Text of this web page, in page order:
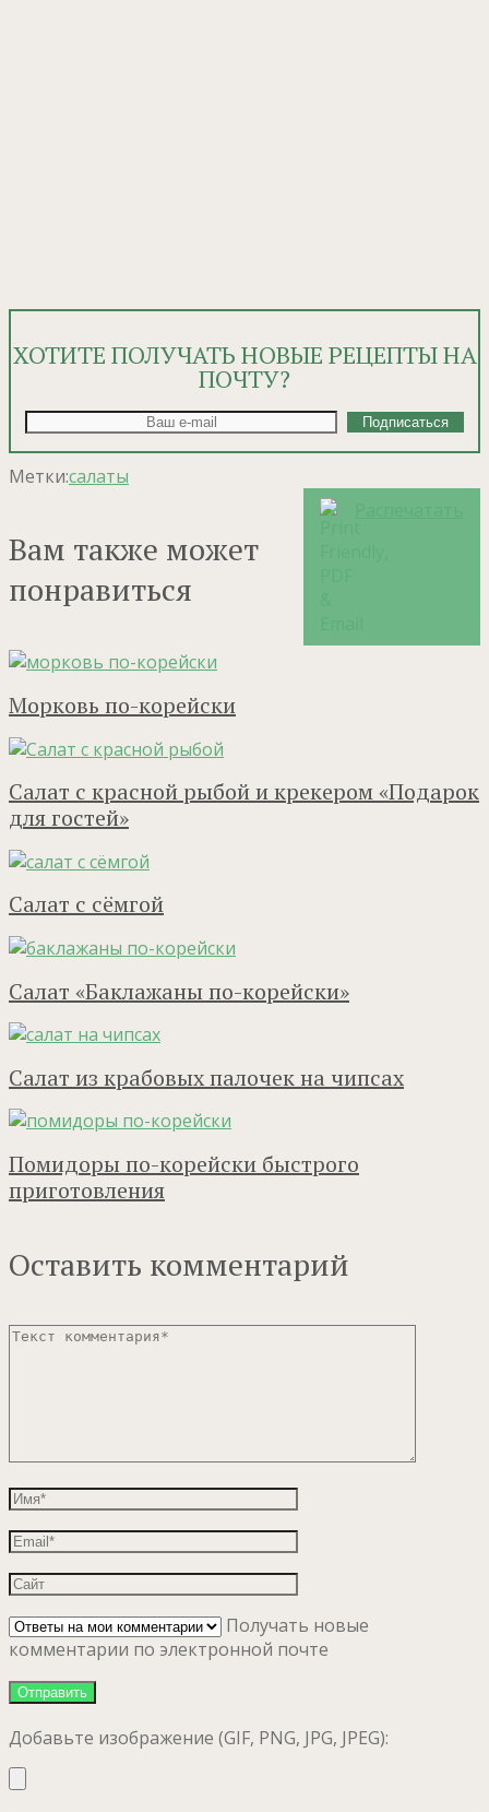
ХОТИТЕ ПОЛУЧАТЬ НОВЫЕ РЕЦЕПТЫ НА
ПОЧТУ?
Метки:салаты
Вам также может
понравиться
Морковь по-корейски
Салат с красной рыбой и крекером «Подарок
для гостей»
Салат с сёмгой
Салат «Баклажаны по-корейски»
Салат из крабовых палочек на чипсах
Помидоры по-корейски быстрого
приготовления
Оставить комментарий
Получать новые
комментарии по электронной почте
Добавьте изображение (GIF, PNG, JPG, JPEG):